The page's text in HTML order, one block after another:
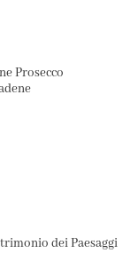
Prosecco
dei Paesaggi